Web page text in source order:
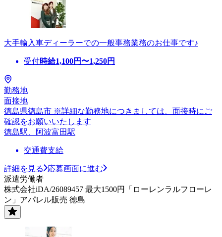
大手輸入車ディーラーでの一般事務業務のお仕事です♪
受付時給1,100円〜1,250円
勤務地
面接地
徳島県徳島市 ※詳細な勤務地につきましては、面接時にご
確認をお願いいたします
徳島駅、阿波富田駅
交通費支給
詳細を見る
応募画面に進む
派遣労働者
株式会社iDA/26089457 最大1500円「ローレンラルフローレ
ン」アパレル販売 徳島